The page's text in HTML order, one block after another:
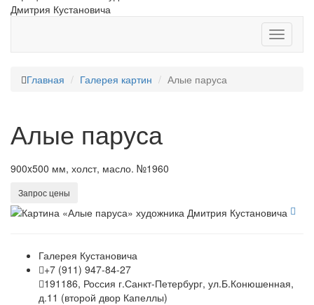
Дмитрия Кустановича
Главная Галерея картин Алые паруса
Алые паруса
900x500 мм, холст, масло. №1960
Запрос цены
Галерея Кустановича
+7 (911) 947-84-27
191186, Россия г.Санкт-Петербург, ул.Б.Конюшенная,
д.11 (второй двор Капеллы)